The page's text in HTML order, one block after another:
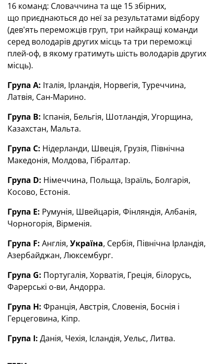
16 команд: Словаччина та ще 15 збірних,
що приєднаються до неї за результатами відбору
(дев'ять переможців груп, три найкращі команди
серед володарів других місць та три переможці
плей-оф, в якому гратимуть шість володарів других
місць).
Група А: Італія, Ірландія, Норвегія, Туреччина,
Латвія, Сан-Марино.
Група В: Іспанія, Бельгія, Шотландія, Угорщина,
Казахстан, Мальта.
Група С: Нідерланди, Швеція, Грузія, Північна
Македонія, Молдова, Гібралтар.
Група D: Німеччина, Польща, Ізраїль, Болгарія,
Косово, Естонія.
Група E: Румунія, Швейцарія, Фінляндія, Албанія,
Чорногорія, Вірменія.
Група F: Англія, Україна, Сербія, Північна Ірландія,
Азербайджан, Люксембург.
Група G: Португалія, Хорватія, Греція, білорусь,
Фарерські о-ви, Андорра.
Група H: Франція, Австрія, Словенія, Боснія і
Герцеговина, Кіпр.
Група I: Данія, Чехія, Ісландія, Уельс, Литва.